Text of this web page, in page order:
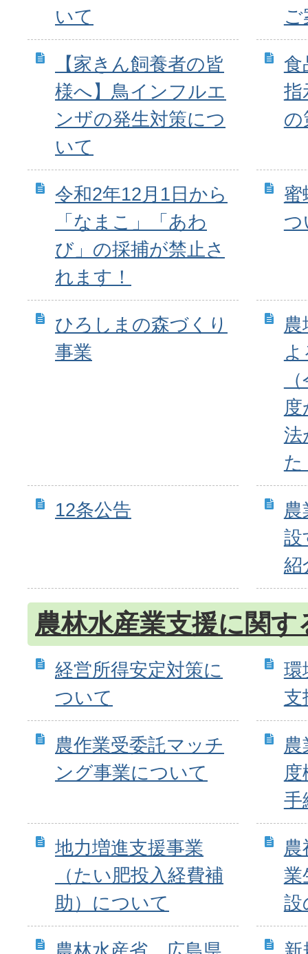
いて
【家きん飼養者の皆
様へ】鳥インフルエ
ンザの発生対策につ
いて
食
指
の
令和2年12月1日から
「なまこ」「あわ
び」の採捕が禁止さ
れます！
蜜
つ
ひろしまの森づくり
事業
農
法
た
12条公告
農
設
紹
農林水産業支援に関す
経営所得安定対策に
ついて
環
支
農作業受委託マッチ
ング事業について
農
手
地力増進支援事業
（たい肥投入経費補
助）について
農
業
設